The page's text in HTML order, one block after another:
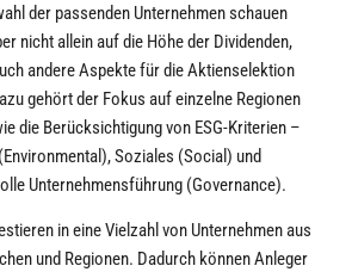
der passenden Unternehmen schauen
nicht allein auf die Höhe der Dividenden,
andere Aspekte für die Aktienselektion
gehört der Fokus auf einzelne Regionen
die Berücksichtigung von ESG-Kriterien –
Soziales (Social) und
Unternehmensführung (Governance).
in eine Vielzahl von Unternehmen aus
und Regionen. Dadurch können Anleger